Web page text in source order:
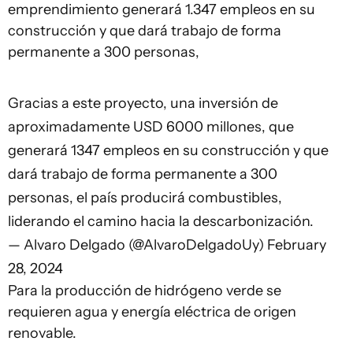
emprendimiento generará 1.347 empleos en su
construcción y que dará trabajo de forma
permanente a 300 personas,
Gracias a este proyecto, una inversión de
aproximadamente USD 6000 millones, que
generará 1347 empleos en su construcción y que
dará trabajo de forma permanente a 300
personas, el país producirá combustibles,
liderando el camino hacia la descarbonización.
— Alvaro Delgado (@AlvaroDelgadoUy) February
28, 2024
Para la producción de hidrógeno verde se
requieren agua y energía eléctrica de origen
renovable.